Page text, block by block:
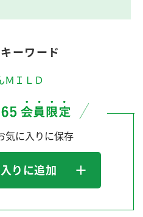
ーワード
ＭＩＬＤ
気に入りに保存
りに追加